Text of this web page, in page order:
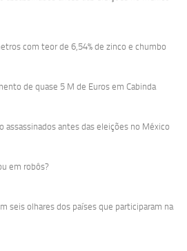
com teor de 6,54% de zinco e chumbo
de quase 5 M de Euros em Cabinda
assassinados antes das eleições no México
em robôs?
seis olhares dos países que participaram na